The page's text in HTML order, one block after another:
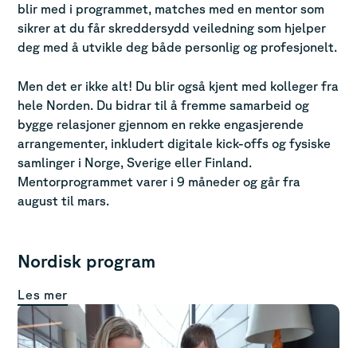
blir med i programmet, matches med en mentor som
sikrer at du får skreddersydd veiledning som hjelper
deg med å utvikle deg både personlig og profesjonelt.
Men det er ikke alt! Du blir også kjent med kolleger fra
hele Norden. Du bidrar til å fremme samarbeid og
bygge relasjoner gjennom en rekke engasjerende
arrangementer, inkludert digitale kick-offs og fysiske
samlinger i Norge, Sverige eller Finland.
Mentorprogrammet varer i 9 måneder og går fra
august til mars.
Nordisk program
Les mer